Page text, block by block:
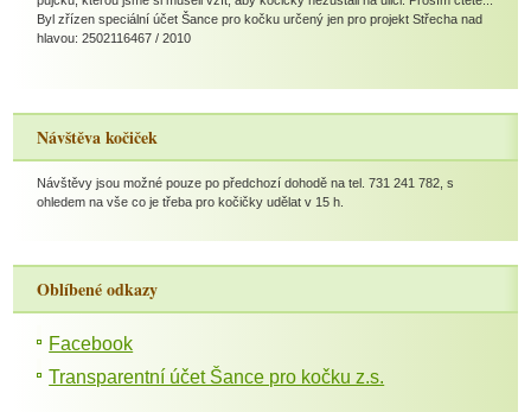
Byl zřízen speciální účet Šance pro kočku určený jen pro projekt Střecha nad
hlavou: 2502116467 / 2010
Návštěva kočiček
Návštěvy jsou možné pouze po předchozí dohodě na tel. 731 241 782, s
ohledem na vše co je třeba pro kočičky udělat v 15 h.
Oblíbené odkazy
Facebook
Transparentní účet Šance pro kočku z.s.